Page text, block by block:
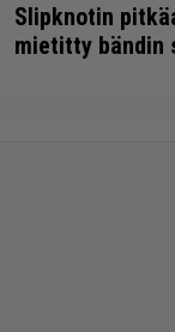
Slipknotin
mietitty bändin